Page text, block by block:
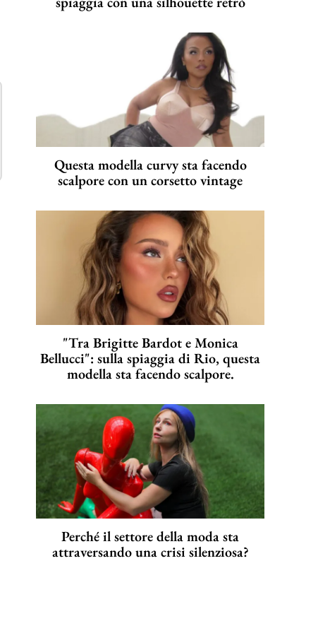
Questa modella curvy sta facendo
scalpore con un corsetto vintage
"Tra Brigitte Bardot e Monica
Bellucci": sulla spiaggia di Rio, questa
modella sta facendo scalpore.
Perché il settore della moda sta
attraversando una crisi silenziosa?